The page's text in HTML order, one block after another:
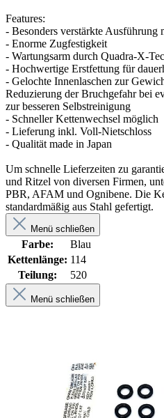
Features:
- Besonders verstärkte Ausführung
- Enorme Zugfestigkeit
- Wartungsarm durch Quadra-X-
- Hochwertige Erstfettung für
- Gelochte Innenlaschen zur
Reduzierung der Bruchgefahr bei
zur besseren Selbstreinigung
- Schneller Kettenwechsel möglich
- Lieferung inkl. Voll-Nietschloss
- Qualität made in Japan
Um schnelle Lieferzeiten zu
und Ritzel von diversen Firmen,
PBR, AFAM und Ognibene. Die
standardmäßig aus Stahl gefertigt.
Menü schließen
Farbe:
Blau
Kettenlänge: 114
Teilung:
520
Menü schließen